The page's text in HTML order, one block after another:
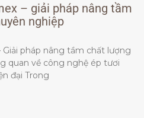
– giải pháp nâng tầm
nghiệp
pháp nâng tầm chất lượng
quan về công nghệ ép tươi
đại Trong